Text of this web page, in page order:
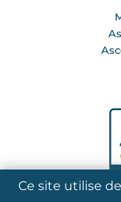
Ce site utilise